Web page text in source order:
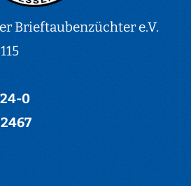
Brieftaubenzüchter e.V.
0